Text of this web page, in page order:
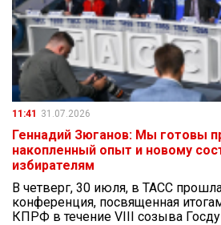
11:41 31.07.2026
Геннадий Зюганов: Мы готовы
накопленный опыт и новому
избирателям
В четверг, 30 июля, в ТАСС
конференция, посвященная
КПРФ в течение VIII созыва